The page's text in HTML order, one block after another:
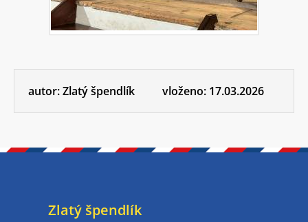
autor:Zlatý špendlík vloženo: 17.03.2026
Zlatý špendlík